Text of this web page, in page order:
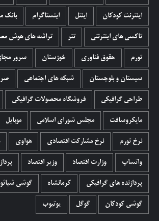
اینترنت کودکان اینتل اینستاگرام بانک
تاکسی های اینترنتی تتر تراشه های هوش
تورم حقوق فناوری خوزستان سرور
سیستان و بلوچستان شبکه های اجتماعی
طراحی گرافیکی فروشگاه محصولات گرافيکی
مایکروسافت مجلس شورای اسلامی موبایل
نرخ تورم نرخ مشارکت اقتصادی هواوی
واتساپ وزارت اقتصاد وزیر اقتصاد
پردازنده های گرافیکی کرمانشاه گوشی
گوشی کودکان گوگل یوتیوب